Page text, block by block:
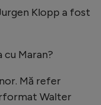
Klopp a fost
Maran?
Mă refer
Walter